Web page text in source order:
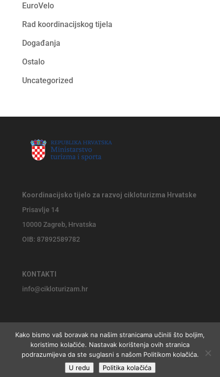
EuroVelo
Rad koordinacijskog tijela
Događanja
Ostalo
Uncategorized
Koordinacijsko tijelo za razvoj cikloturizma Hrvatske
Prisavlje 14
10000 Zagreb, Hrvatska
OIB: 87892589782
KONTAKTI
info@cikloturizam.hr
© 2026 Koordinacijsko tijelo za razvoj cikloturizma Hrvatske,
website byJackie
Kako bismo vaš boravak na našim stranicama učinili što boljim,
koristimo kolačiće. Nastavak korištenja ovih stranica
podrazumijeva da ste suglasni s našom Politikom kolačića.
U redu
Politika kolačića